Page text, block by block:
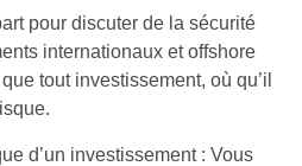
pour discuter de la sécurité
internationaux et offshore
tout investissement, où qu’il
d’un investissement : Vous